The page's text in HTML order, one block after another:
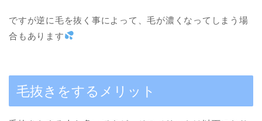
ですが逆に毛を抜く事によって、毛が濃くなってしまう場
合もあります
毛抜きをするメリット